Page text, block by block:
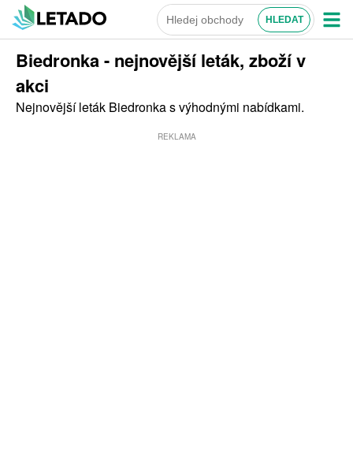
Biedronka - nejnovější leták, zboží v
akci
Nejnovější leták Biedronka s výhodnými nabídkami.
REKLAMA